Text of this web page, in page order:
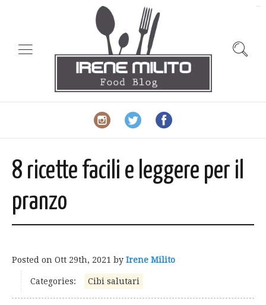
8 ricette facili e leggere per il
pranzo
Posted on Ott 29th, 2021 by Irene Milito
Categories: Cibi salutari